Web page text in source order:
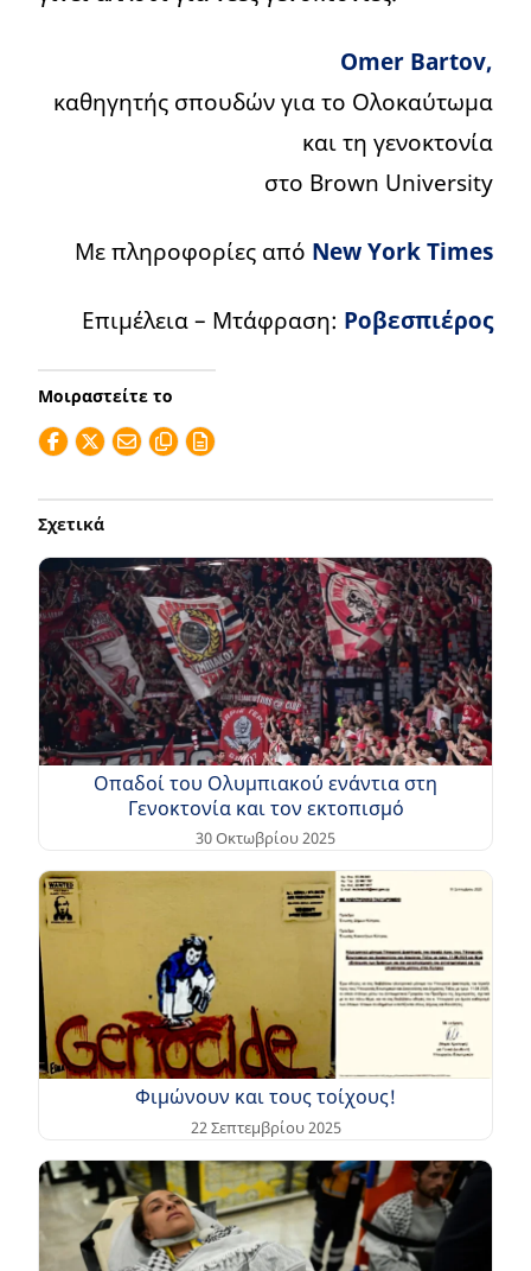
Omer Bartov,
καθηγητής σπουδών για το Ολοκαύτωμα
και τη γενοκτονία
στο Brown University
Με πληροφορίες από New York Times
Επιμέλεια – Μτάφραση: Ροβεσπιέρος
Μοιραστείτε το
Σχετικά
Οπαδοί του Ολυμπιακού ενάντια στη
Γενοκτονία και τον εκτοπισμό
30 Οκτωβρίου 2025
Φιμώνουν και τους τοίχους!
22 Σεπτεμβρίου 2025